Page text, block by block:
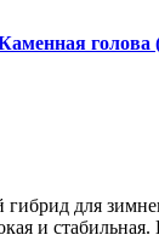
голова
для
и